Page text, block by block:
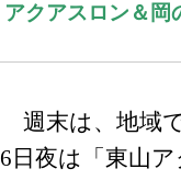
アクアスロン＆岡
週末は、地域
6日夜は「東山